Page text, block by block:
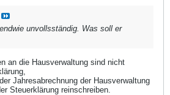
unvollsständig. Was soll er
an die Hausverwaltung sind nicht
Jahresabrechnung der Hausverwaltung
Steuerklärung reinschreiben.